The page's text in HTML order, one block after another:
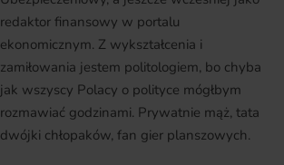
redaktor finansowy w portalu
ekonomicznym. Z wykształcenia i
zamiłowania jestem politologiem, bo chyba
jak wszyscy Polacy o polityce mógłbym
rozmawiać godzinami. Prywatnie mąż, tata
dwójki chłopaków, fan gier planszowych.